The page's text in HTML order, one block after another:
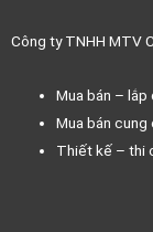
Công ty TNHH MTV
Mua bán – lắp
Mua bán cung
Thiết kế – thi